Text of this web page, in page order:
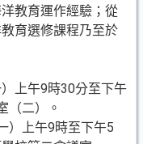
教育運作經驗；從
育選修課程乃至於
上午9時30分至下午
（二）。
）上午9時至下午5